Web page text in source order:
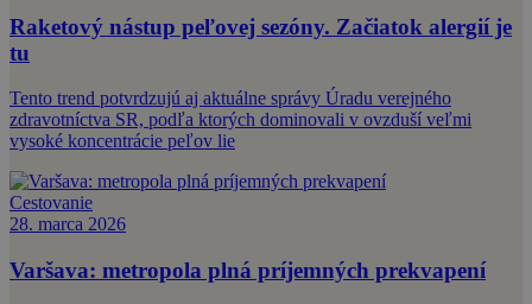
Raketový nástup peľovej sezóny. Začiatok alergií je
tu
Tento trend potvrdzujú aj aktuálne správy Úradu verejného
zdravotníctva SR, podľa ktorých dominovali v ovzduší veľmi
vysoké koncentrácie peľov lie
Cestovanie
28. marca 2026
Varšava: metropola plná príjemných prekvapení